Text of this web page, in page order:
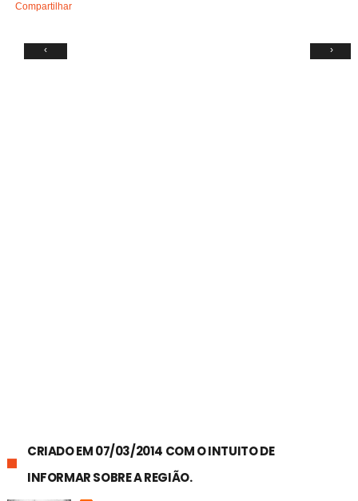
Compartilhar
‹ ›
CRIADO EM 07/03/2014 COM O INTUITO DE
INFORMAR SOBRE A REGIÃO.